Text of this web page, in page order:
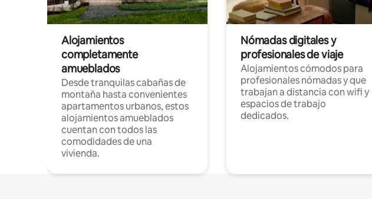
Alojamientos
completamente
amueblados
Desde tranquilas cabañas de
montaña hasta convenientes
apartamentos urbanos, estos
alojamientos amueblados
cuentan con todos las
comodidades de una
vivienda.
Nómadas digitales y
profesionales de viaje
Alojamientos cómodos para
profesionales nómadas y que
trabajan a distancia con wifi y
espacios de trabajo
dedicados.